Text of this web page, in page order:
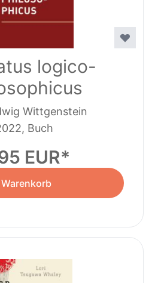
logico-
Wittgenstein
Buch
EUR
Warenkorb